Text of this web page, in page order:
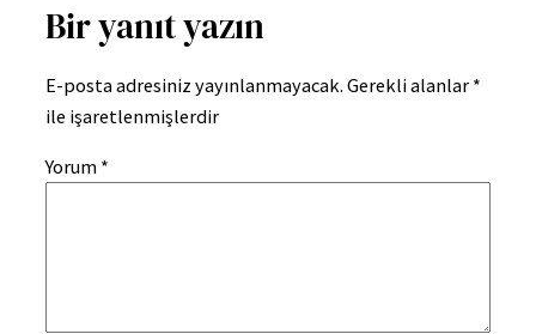
Bir yanıt yazın
E-posta adresiniz yayınlanmayacak. Gerekli alanlar *
ile işaretlenmişlerdir
Yorum *